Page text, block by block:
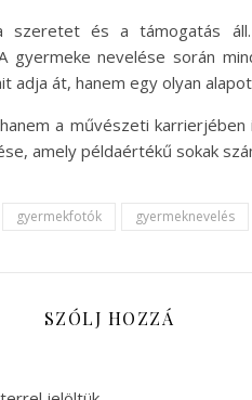
szeretet és a támogatás
nevelése során
át, hanem egy olyan
a művészeti
amely példaértékű sokak
gyermekfotók gyermeknevelés
SZÓLJ HOZZÁ